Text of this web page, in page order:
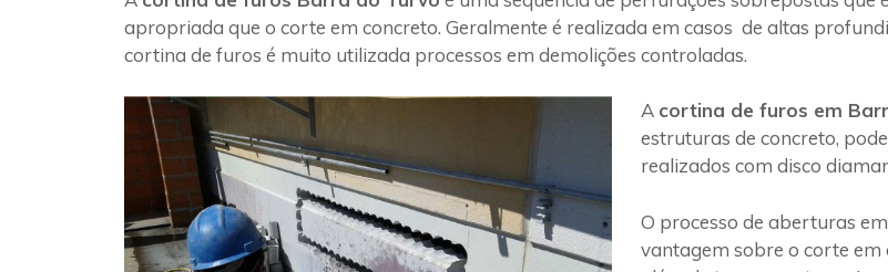
apropriada que o corte em concreto. Geralmente é realizada em casos de altas
cortina de furos é muito utilizada processos em demolições controladas.
A cortina de furos em
estruturas de concreto,
realizados com disco
O processo de aberturas
vantagem sobre o corte em